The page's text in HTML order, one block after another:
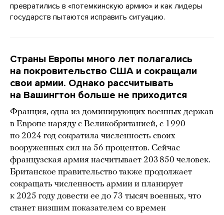
превратились в «потемкинскую армию» и как лидеры
государств пытаются исправить ситуацию.
Страны Европы много лет полагались
на покровительство США и сокращали
свои армии. Однако рассчитывать
на Вашингтон больше не приходится
Франция, одна из доминирующих военных держав
в Европе наряду с Великобританией, с 1990
по 2024 год сократила численность своих
вооруженных сил на 56 процентов. Сейчас
французская армия насчитывает 203 850 человек.
Британское правительство также продолжает
сокращать численность армии и планирует
к 2025 году довести ее до 73 тысяч военных, что
станет низшим показателем со времен